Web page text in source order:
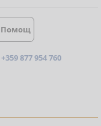
Помощ
+359 877 954 760